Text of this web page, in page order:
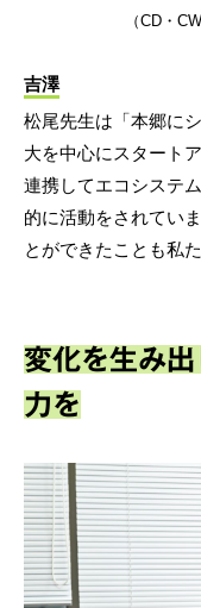
（CD・
吉澤
松尾先生は「本郷に
大を中心にスタート
連携してエコシステ
的に活動をされてい
とができたことも私
変化を生み
力を